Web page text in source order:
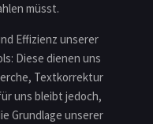
müsst.
Effizienz unserer
Diese dienen uns
Textkorrektur
uns bleibt jedoch,
Grundlage unserer